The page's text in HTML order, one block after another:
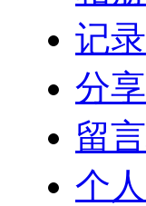
记录
分享
留
个